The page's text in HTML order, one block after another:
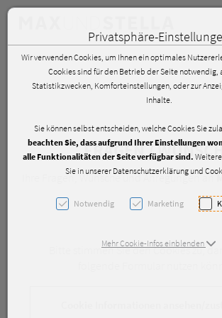
Zum Inhalt springen [AK + 0]
Zum Hauptmenü springen [AK + 1]
Zum Hauptmenü springen [AK + 2]
Zum Hauptmenü (oben rechts) springen [AK + 3]
Zum Footer-Menü unten (angedockt an
Zum "Barrierefreiheits-Menü" springen [AK + 5]
FRAGEN /
Ihre Fragen, Wünsche und Anregungen an
Bitte stimmen Sie den Cookies zu,
Privatsphäre-
Wir verwenden Cookies, um Ihnen ein optimales
Cookies sind für den Betrieb der Seite notwendig,
Statistikzwecken, Komforteinstellungen, oder zur
Inhalte.
Sie können selbst entscheiden, welche Cookies Sie
beachten Sie, dass aufgrund Ihrer Einstellungen
alle Funktionalitäten der Seite verfügbar sind.
Sie in unserer Datenschutzerklärung und
Notwendig Marketing
Mehr Cookie-Infos einblenden